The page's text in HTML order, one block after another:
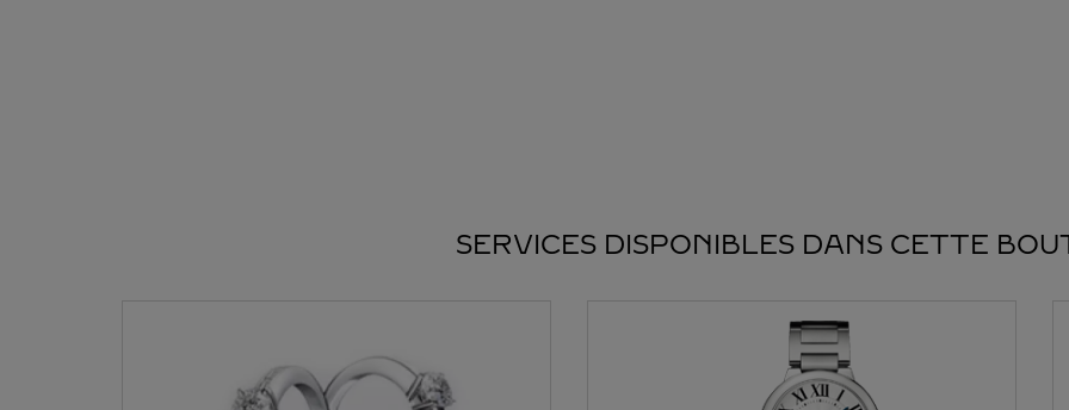
SERVICES DISPONIBLES DANS CETTE